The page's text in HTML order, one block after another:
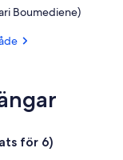
Boumediene)
för 6)